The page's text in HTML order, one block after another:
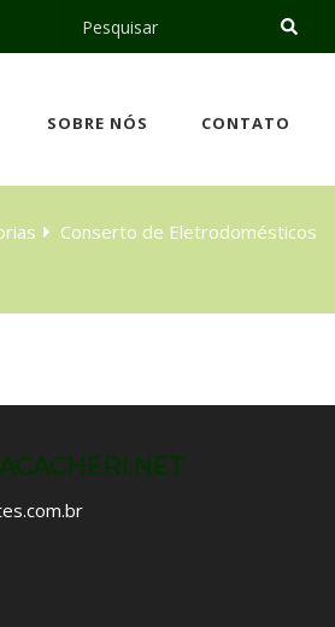
SOBRE NÓS CONTATO
Conserto de Eletrodomésticos